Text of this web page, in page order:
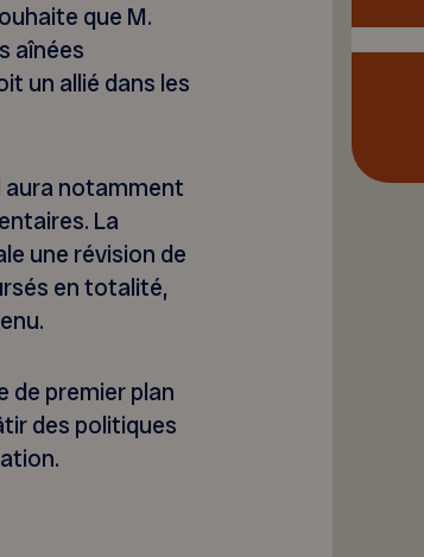
que M.
aînées
un allié dans les
aura notamment
La
une révision de
en totalité,
de premier plan
des politiques